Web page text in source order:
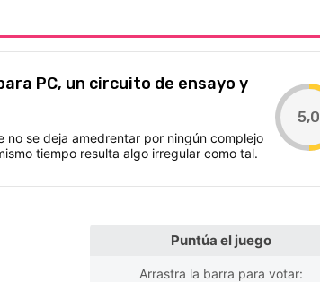
PC, un circuito de ensayo y
no se deja amedrentar por ningún complejo
tiempo resulta algo irregular como tal.
5,0
Puntúa el juego
Arrastra la barra para votar: